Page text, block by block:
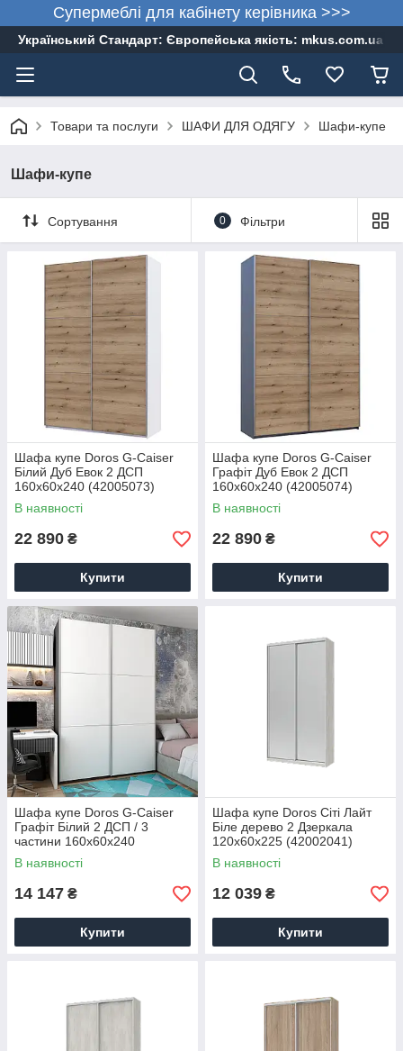
Супермеблі для кабінету керівника >>>
Український Стандарт: Європейська якість: mkus.com.ua
Товари та послуги ШАФИ ДЛЯ ОДЯГУ Шафи-купе
Шафи-купе
Сортування 0 Фільтри
Шафа купе Doros G-Caiser
Білий Дуб Евок 2 ДСП
160х60х240 (42005073)
В наявності
22 890 ₴
Купити
Шафа купе Doros G-Caiser
Графіт Дуб Евок 2 ДСП
160х60х240 (42005074)
В наявності
22 890 ₴
Купити
Шафа купе Doros G-Caiser
Графіт Білий 2 ДСП / 3
частини 160х60х240
(80000001)
В наявності
14 147 ₴
Купити
Шафа купе Doros Сіті Лайт
Біле дерево 2 Дзеркала
120х60х225 (42002041)
В наявності
12 039 ₴
Купити